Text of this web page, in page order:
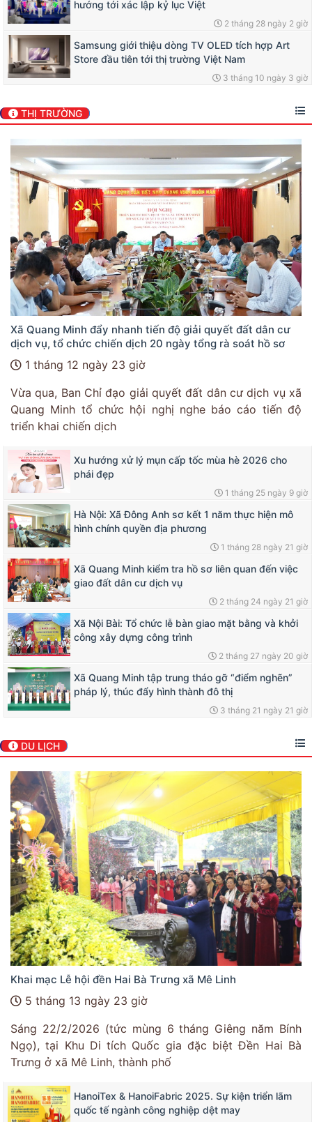
hướng tới xác lập kỷ lục Việt
2 tháng 28 ngày 2 giờ
Samsung giới thiệu dòng TV OLED tích hợp Art
Store đầu tiên tới thị trường Việt Nam
3 tháng 10 ngày 3 giờ
THỊ TRƯỜNG
Xã Quang Minh đẩy nhanh tiến độ giải quyết đất dân cư
dịch vụ, tổ chức chiến dịch 20 ngày tổng rà soát hồ sơ
1 tháng 12 ngày 23 giờ
Vừa qua, Ban Chỉ đạo giải quyết đất dân cư dịch vụ xã
Quang Minh tổ chức hội nghị nghe báo cáo tiến độ
triển khai chiến dịch
Xu hướng xử lý mụn cấp tốc mùa hè 2026 cho
phái đẹp
1 tháng 25 ngày 9 giờ
Hà Nội: Xã Đông Anh sơ kết 1 năm thực hiện mô
hình chính quyền địa phương
1 tháng 28 ngày 21 giờ
Xã Quang Minh kiểm tra hồ sơ liên quan đến việc
giao đất dân cư dịch vụ
2 tháng 24 ngày 21 giờ
Xã Nội Bài: Tổ chức lễ bàn giao mặt bằng và khởi
công xây dựng công trình
2 tháng 27 ngày 20 giờ
Xã Quang Minh tập trung tháo gỡ “điểm nghẽn”
pháp lý, thúc đẩy hình thành đô thị
3 tháng 21 ngày 21 giờ
DU LỊCH
Khai mạc Lễ hội đền Hai Bà Trưng xã Mê Linh
5 tháng 13 ngày 23 giờ
Sáng 22/2/2026 (tức mùng 6 tháng Giêng năm Bính
Ngọ), tại Khu Di tích Quốc gia đặc biệt Đền Hai Bà
Trưng ở xã Mê Linh, thành phố
HanoiTex & HanoiFabric 2025. Sự kiện triển lãm
quốc tế ngành công nghiệp dệt may